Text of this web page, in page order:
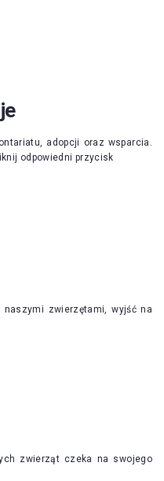
adopcji oraz wsparcia.
odpowiedni przycisk
zwierzętami, wyjść na
zwierząt czeka na swojego